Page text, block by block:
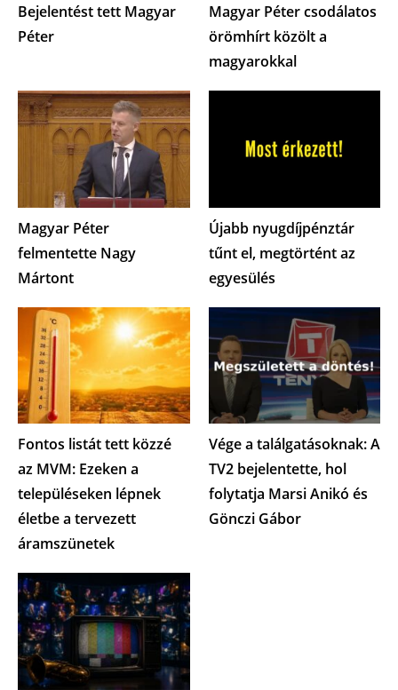
Bejelentést tett Magyar
Péter
Magyar Péter csodálatos
örömhírt közölt a
magyarokkal
Magyar Péter
felmentette Nagy
Mártont
Újabb nyugdíjpénztár
tűnt el, megtörtént az
egyesülés
Fontos listát tett közzé
az MVM: Ezeken a
településeken lépnek
életbe a tervezett
áramszünetek
Vége a találgatásoknak: A
TV2 bejelentette, hol
folytatja Marsi Anikó és
Gönczi Gábor